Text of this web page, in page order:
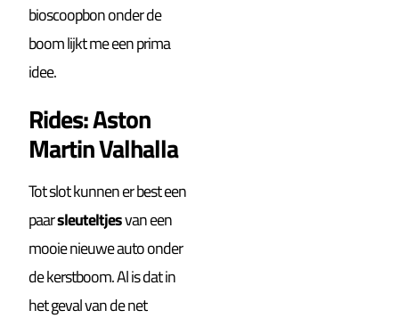
bioscoopbon onder de
boom lijkt me een prima
idee.
Rides: Aston
Martin Valhalla
Tot slot kunnen er best een
paarsleuteltjesvan een
mooie nieuwe auto onder
de kerstboom. Al is dat in
het geval van de net